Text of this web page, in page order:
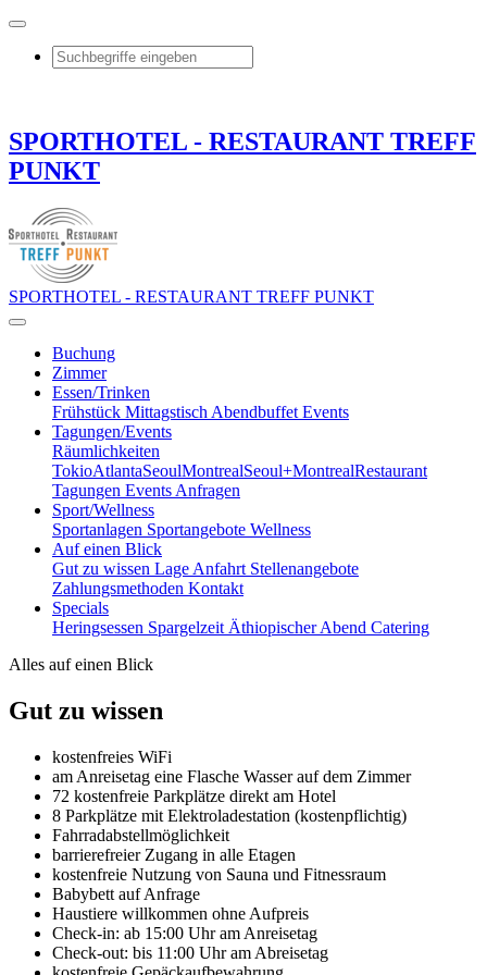
SPORTHOTEL - RESTAURANT TREFF
PUNKT
SPORTHOTEL - RESTAURANT TREFF PUNKT
Buchung
Zimmer
Essen/Trinken
Frühstück Mittagstisch Abendbuffet Events
Tagungen/Events
Räumlichkeiten
TokioAtlantaSeoulMontrealSeoul+MontrealRestaurant
Tagungen Events Anfragen
Sport/Wellness
Sportanlagen Sportangebote Wellness
Auf einen Blick
Gut zu wissen Lage Anfahrt Stellenangebote
Zahlungsmethoden Kontakt
Specials
Heringsessen Spargelzeit Äthiopischer Abend Catering
Alles auf einen Blick
Gut zu wissen
kostenfreies WiFi
am Anreisetag eine Flasche Wasser auf dem Zimmer
72 kostenfreie Parkplätze direkt am Hotel
8 Parkplätze mit Elektroladestation (kostenpflichtig)
Fahrradabstellmöglichkeit
barrierefreier Zugang in alle Etagen
kostenfreie Nutzung von Sauna und Fitnessraum
Babybett auf Anfrage
Haustiere willkommen ohne Aufpreis
Check-in: ab 15:00 Uhr am Anreisetag
Check-out: bis 11:00 Uhr am Abreisetag